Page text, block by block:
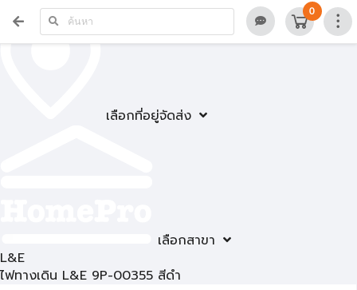
เลือกที่อยู่จัดส่ง
เลือกสาขา
0
L&E
ไฟทางเดิน L&E 9P-00355 สีดำ